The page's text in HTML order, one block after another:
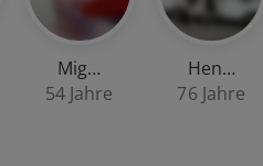
Mig…
54 Jahre
Hen…
76 Jahre